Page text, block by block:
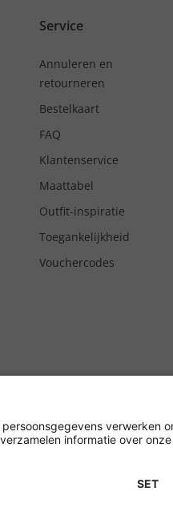
Service
Annuleren en
retourneren
Bestelkaart
FAQ
Klantenservice
Maattabel
Outfit-inspiratie
Toegankelijkheid
Vouchercodes